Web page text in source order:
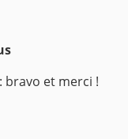
bravo et merci !